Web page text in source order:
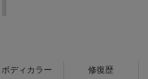
ボディカラー 修復歴